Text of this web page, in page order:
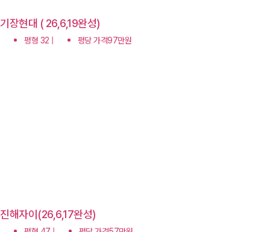
기장현대 ( 26,6,19완성)
평형 32 | 평당 가격97만원
진해자이(26,6,17완성)